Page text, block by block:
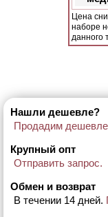
Цена
наборе
данного
Нашли дешевле?
Продадим дешевле
Крупный опт
Отправить запрос.
Обмен и возврат
В течении 14 дней.